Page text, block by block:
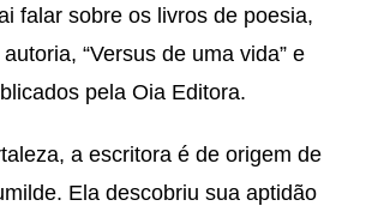
falar sobre os livros de poesia,
“Versus de uma vida” e
pela Oia Editora.
a escritora é de origem de
Ela descobriu sua aptidão